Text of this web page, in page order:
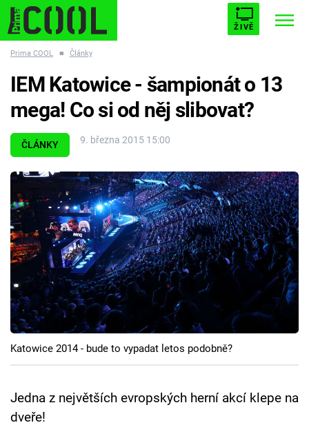
ŽIVĚ
ESCAPE PLNEJ KOTEL AVENGERS 5
Témata
Filmy
Seriály
Hry
Cool Esport
Pořady
TV Program
Prima COOL ■ Články
ČLÁNKY 9. března 2015 15:00
IEM Katowice - šampionát o 13
mega! Co si od něj slibovat?
Katowice 2014 - bude to vypadat letos podobně?
Jedna z největších evropských herní akcí klepe na
dveře!